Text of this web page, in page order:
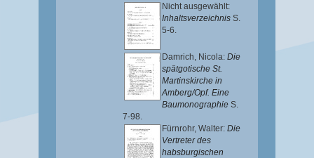
Nicht ausgewählt:
Inhaltsverzeichnis S.
5-6.
Damrich, Nicola: Die
spätgotische St.
Martinskirche in
Amberg/Opf. Eine
Baumonographie S.
7-98.
Fürnrohr, Walter: Die
Vertreter des
habsburgischen